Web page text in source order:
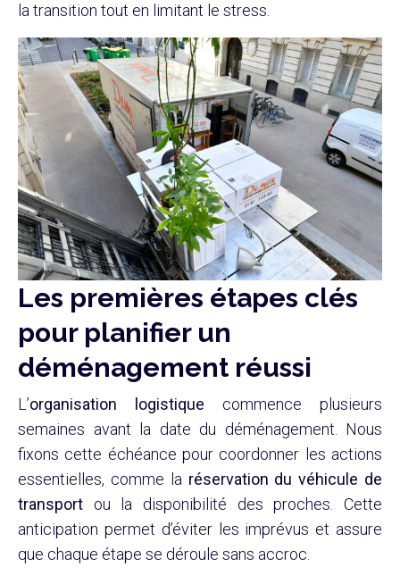
la transition tout en limitant le stress.
Les premières étapes clés
pour planifier un
déménagement réussi
L’organisation logistique commence plusieurs
semaines avant la date du déménagement. Nous
fixons cette échéance pour coordonner les actions
essentielles, comme la réservation du véhicule de
transport ou la disponibilité des proches. Cette
anticipation permet d’éviter les imprévus et assure
que chaque étape se déroule sans accroc.